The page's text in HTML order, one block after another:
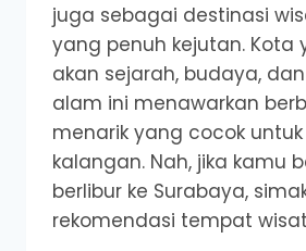
juga sebagai destinasi
yang penuh kejutan. Kota
akan sejarah, budaya,
alam ini menawarkan
menarik yang cocok
kalangan. Nah, jika kamu
berlibur ke Surabaya,
rekomendasi tempat